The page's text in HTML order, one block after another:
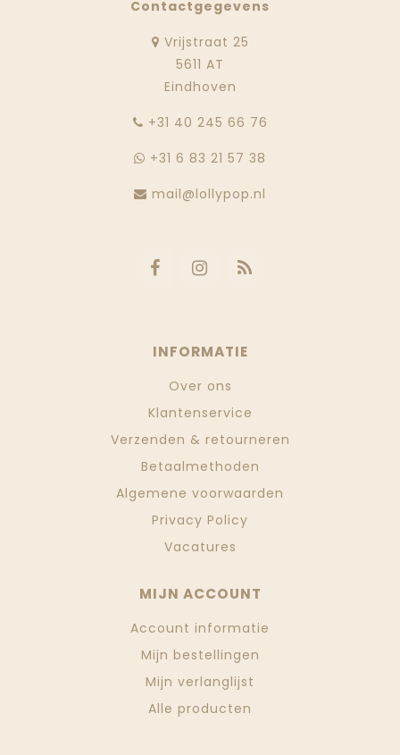
Contactgegevens
Vrijstraat 25
5611 AT
Eindhoven
‭+31 40 245 66 76
+31 6 83 21 57 38
mail@lollypop.nl
INFORMATIE
Over ons
Klantenservice
Verzenden & retourneren
Betaalmethoden
Algemene voorwaarden
Privacy Policy
Vacatures
MIJN ACCOUNT
Account informatie
Mijn bestellingen
Mijn verlanglijst
Alle producten